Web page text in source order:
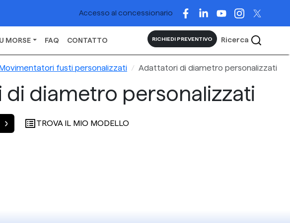
Accesso al concessionario
MORSE FAQ CONTATTO RICHIEDI PREVENTIVO Ricerca
fusti personalizzati Adattatori di diametro personalizzati
diametro personalizzati
TROVA IL MIO MODELLO